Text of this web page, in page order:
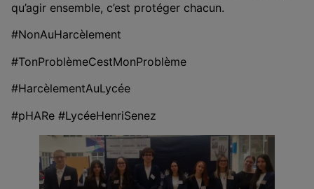
qu’agir ensemble, c’est protéger chacun.
#NonAuHarcèlement
#TonProblèmeCestMonProblème
#HarcèlementAuLycée
#pHARe #LycéeHenriSenez